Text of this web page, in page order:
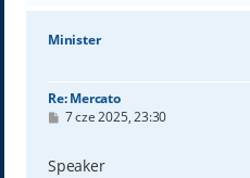
Minister
Re: Mercato
P
t
7 cze 2025, 23:30
Speaker